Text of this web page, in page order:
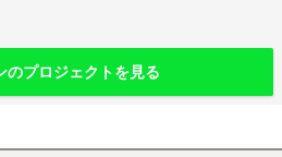
のプロジェクトを見る